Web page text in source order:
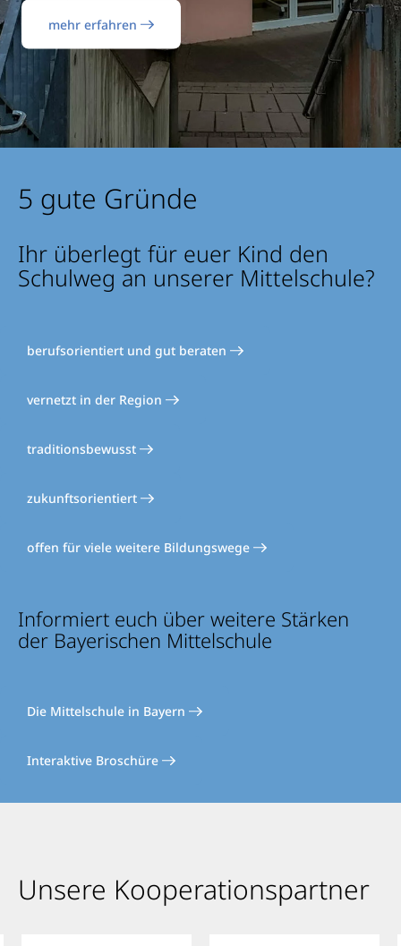
mehr erfahren
5 gute Gründe
Ihr überlegt für euer Kind den
Schulweg an unserer Mittelschule?
berufsorientiert und gut beraten
vernetzt in der Region
traditionsbewusst
zukunftsorientiert
offen für viele weitere Bildungswege
Informiert euch über weitere Stärken
der Bayerischen Mittelschule
Die Mittelschule in Bayern
Interaktive Broschüre
Unsere Kooperationspartner